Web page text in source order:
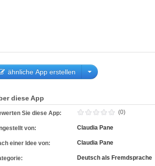
ähnliche App erstellen
diese App
Sie diese App: (0)
von: Claudia Pane
einer Idee von: Claudia Pane
Deutsch als Fremdsprache